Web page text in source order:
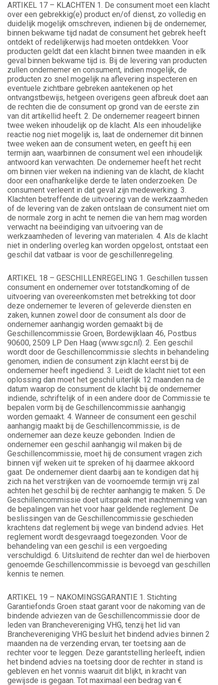
ARTIKEL 17 – KLACHTEN 1. De consument moet een klacht
over een gebrekkig(e) product en/of dienst, zo volledig en
duidelijk mogelijk omschreven, indienen bij de ondernemer,
binnen bekwame tijd nadat de consument het gebrek heeft
ontdekt of redelijkerwijs had moeten ontdekken. Voor
producten geldt dat een klacht binnen twee maanden in elk
geval binnen bekwame tijd is. Bij de levering van producten
zullen ondernemer en consument, indien mogelijk, de
producten zo snel mogelijk na aflevering inspecteren en
eventuele zichtbare gebreken aantekenen op het
ontvangstbewijs, hetgeen overigens geen afbreuk doet aan
de rechten die de consument op grond van de eerste zin
van dit artikellid heeft. 2. De ondernemer reageert binnen
twee weken inhoudelijk op de klacht. Als een inhoudelijke
reactie nog niet mogelijk is, laat de ondernemer dit binnen
twee weken aan de consument weten, en geeft hij een
termijn aan, waarbinnen de consument wel een inhoudelijk
antwoord kan verwachten. De ondernemer heeft het recht
om binnen vier weken na indiening van de klacht, de klacht
door een onafhankelijke derde te laten onderzoeken. De
consument verleent in dat geval zijn medewerking. 3.
Klachten betreffende de uitvoering van de werkzaamheden
of de levering van de zaken ontslaan de consument niet om
de normale zorg in acht te nemen die van hem mag worden
verwacht na beëindiging van uitvoering van de
werkzaamheden of levering van materialen. 4. Als de klacht
niet in onderling overleg kan worden opgelost, ontstaat een
geschil dat vatbaar is voor de geschillenregeling.
ARTIKEL 18 – GESCHILLENREGELING 1. Geschillen tussen
consument en ondernemer over totstandkoming of de
uitvoering van overeenkomsten met betrekking tot door
deze ondernemer te leveren of geleverde diensten en
zaken, kunnen zowel door de consument als door de
ondernemer aanhangig worden gemaakt bij de
Geschillencommissie Groen, Bordewijklaan 46, Postbus
90600, 2509 LP Den Haag (www.sgc.nl). 2. Een geschil
wordt door de Geschillencommissie slechts in behandeling
genomen, indien de consument zijn klacht eerst bij de
ondernemer heeft ingediend. 3. Leidt de klacht niet tot een
oplossing dan moet het geschil uiterlijk 12 maanden na de
datum waarop de consument de klacht bij de ondernemer
indiende, schriftelijk of in een andere door de Commissie te
bepalen vorm bij de Geschillencommissie aanhangig
worden gemaakt. 4. Wanneer de consument een geschil
aanhangig maakt bij de Geschillencommissie, is de
ondernemer aan deze keuze gebonden. Indien de
ondernemer een geschil aanhangig wil maken bij de
Geschillencommissie, moet hij de consument vragen zich
binnen vijf weken uit te spreken of hij daarmee akkoord
gaat. De ondernemer dient daarbij aan te kondigen dat hij
zich na het verstrijken van de voornoemde termijn vrij zal
achten het geschil bij de rechter aanhangig te maken. 5. De
Geschillencommissie doet uitspraak met inachtneming van
de bepalingen van het voor haar geldende reglement. De
beslissingen van de Geschillencommissie geschieden
krachtens dat reglement bij wege van bindend advies. Het
reglement wordt desgevraagd toegezonden. Voor de
behandeling van een geschil is een vergoeding
verschuldigd. 6. Uitsluitend de rechter dan wel de hierboven
genoemde Geschillencommissie is bevoegd van geschillen
kennis te nemen.
ARTIKEL 19 – NAKOMINGSGARANTIE 1. Stichting
Garantiefonds Groen staat garant voor de nakoming van de
bindende adviezen van de Geschillencommissie door de
leden van Branchevereniging VHG, tenzij het lid van
Branchevereniging VHG besluit het bindend advies binnen 2
maanden na de verzending ervan, ter toetsing aan de
rechter voor te leggen. Deze garantstelling herleeft, indien
het bindend advies na toetsing door de rechter in stand is
gebleven en het vonnis waaruit dit blijkt, in kracht van
gewijsde is gegaan. Tot maximaal een bedrag van €